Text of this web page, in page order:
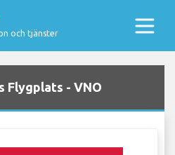
och tjänster
Flygplats - VNO